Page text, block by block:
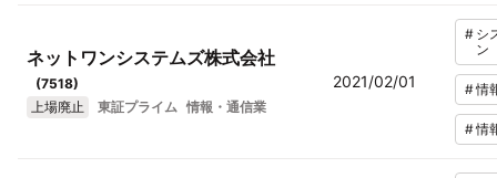
ネットワンシステムズ株式会社
(7518)
上場廃止
東証プライム 情報・通信業
2021/02/01
# シ
ン
#情
#情